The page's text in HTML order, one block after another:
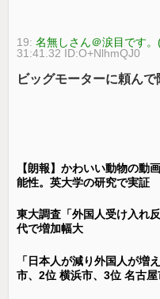
19:名無しさん＠涙目です
31:41.32 ID:O+NlhmQJ0
ビッグモーターに頼んで
【朗報】かわいい動物の動
能性。英大学の研究で実証
東大調査「外国人受け入れ
代で増加幅大
「日本人が減り外国人が
市、2位 横浜市、3位 名古